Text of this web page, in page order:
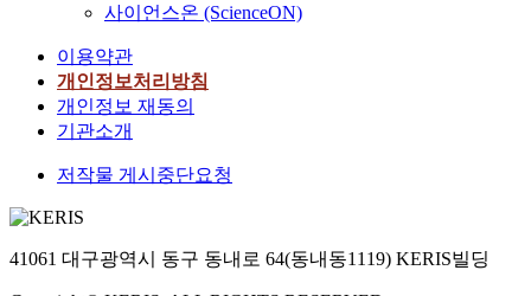
사이언스온 (ScienceON)
이용약관
개인정보처리방침
개인정보 재동의
기관소개
저작물 게시중단요청
41061 대구광역시 동구 동내로 64(동내동1119) KERIS빌딩